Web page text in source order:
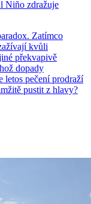
Niño zdražuje
Zatímco
kvůli
překvapivě
dopady
letos pečení prodraží
pustit z hlavy?